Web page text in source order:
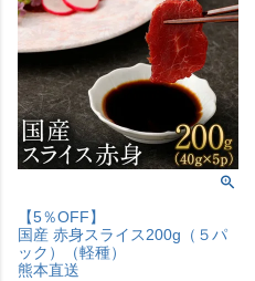
【5％OFF】
国産 赤身スライス200g（５パ
ック）（軽種）
熊本直送